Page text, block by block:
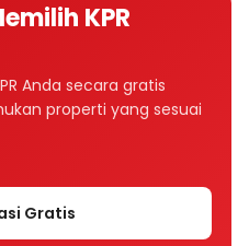
KPR
Anda secara gratis
properti yang sesuai
Gratis